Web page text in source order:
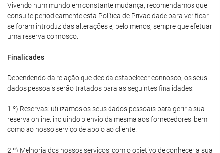
Vivendo num mundo em constante mudança, recomendamos que
consulte periodicamente esta Política de Privacidade para verificar
se foram introduzidas alterações e, pelo menos, sempre que efetuar
uma reserva connosco.
Finalidades
Dependendo da relação que decida estabelecer connosco, os seus
dados pessoais serão tratados para as seguintes finalidades:
1.º) Reservas: utilizamos os seus dados pessoais para gerir a sua
reserva online, incluindo o envio da mesma aos fornecedores, bem
como ao nosso serviço de apoio ao cliente.
2.º) Melhoria dos nossos serviços: com o objetivo de conhecer a sua